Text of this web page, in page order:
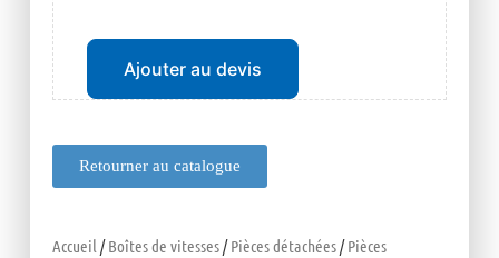
Retourner au catalogue
Accueil /Boîtes de vitesses/Pièces détachées/Pièces
Ajouter au devis